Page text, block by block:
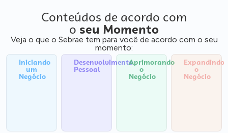
Conteúdos de acordo com
o seu Momento
Veja o que o Sebrae tem para você de acordo com o seu
momento:
Iniciando
um
Negócio
Desenvolvimento
Pessoal
Aprimorando
o
Negócio
Expandindo
o
Negócio